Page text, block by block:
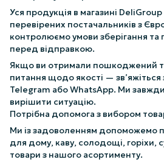
Уся продукція в магазині
перевірених постачальників з
контролюємо умови зберігання та
перед відправкою.
Якщо ви отримали пошкоджений
питання щодо якості — зв’яжіться
Telegram або WhatsApp. Ми
вирішити ситуацію.
Потрібна допомога з вибором
Ми із задоволенням допоможемо
для дому, каву, солодощі, горіхи,
товари з нашого асортименту.